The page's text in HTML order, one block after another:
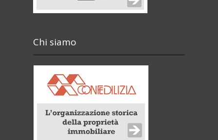
Chi siamo